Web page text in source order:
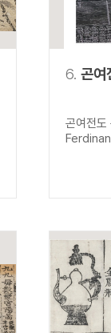
6. 곤
곤여전